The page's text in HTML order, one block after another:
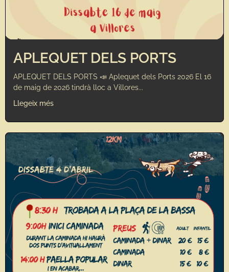
APLEQUET DELS PORTS
APLEQUET DELS PORTS 📣 Aplequet dels Ports 2026 El 16
de maig de 2026 tindrà lloc a Villores...
Llegeix més